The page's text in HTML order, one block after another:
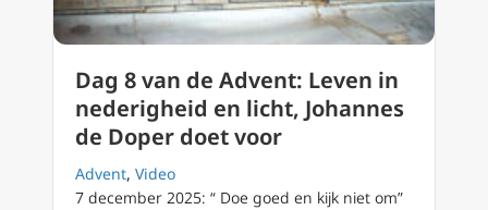
Dag 8 van de Advent: Leven in
nederigheid en licht, Johannes
de Doper doet voor
Advent, Video
7 december 2025: “ Doe goed en kijk niet om”